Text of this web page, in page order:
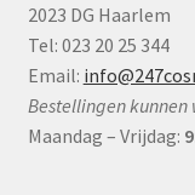
2023 DG Haarlem
Tel: 023 20 25 344
Email:
Bestellingen
Maandag – Vrijdag: